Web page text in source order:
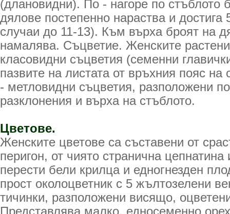
(длановидни). По - нагоре по стъблото
дялове постепенно нараства и достига
случаи до 11-13). Към върха броят на
намалява. Съцветие. Женските
класовидни съцветия (семенни
пазвите на листата от връхния пояс
- метловидни съцветия, разположени
разклонения и върха на стъблото.
Цветове.
Женските цветове са съставени от
перигон, от чиято странична цепнатина
перести бели крилца и едногнезден
прост околоцветник с 5 жълтозелени
тичинки, разположени висящо,